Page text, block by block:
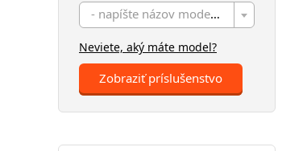
- napíšte názov modelu -
Neviete, aký máte model?
Zobraziť príslušenstvo